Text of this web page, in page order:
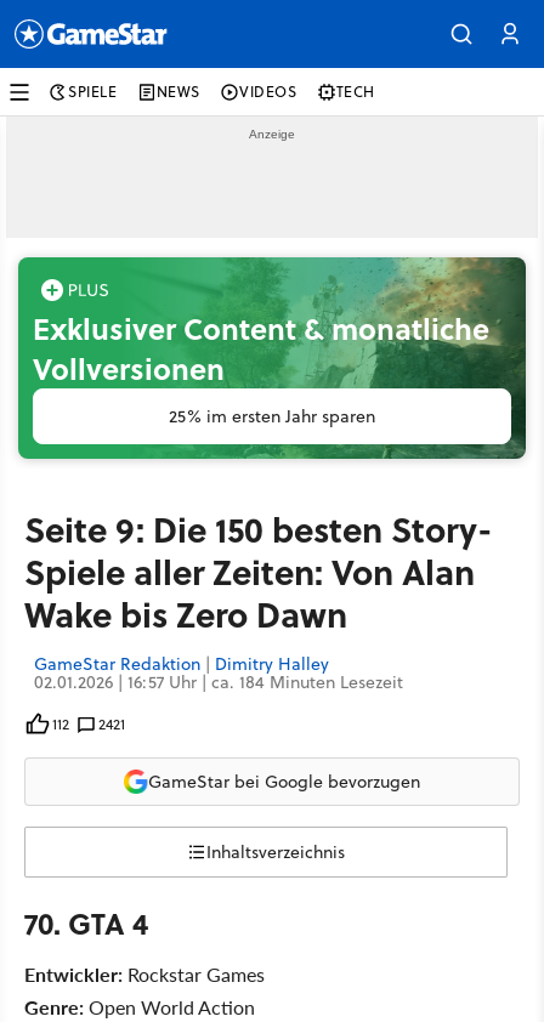
SPIELE NEWS VIDEOS TECH
Exklusiver Content & monatliche
Vollversionen
25% im ersten Jahr sparen
Seite 9: Die 150 besten Story-
Spiele aller Zeiten: Von Alan
Wake bis Zero Dawn
GameStar Redaktion | Dimitry Halley
02.01.2026 | 16:57 Uhr | ca. 184 Minuten Lesezeit
112 2421
GameStar bei Google bevorzugen
Inhaltsverzeichnis
70. GTA 4
Entwickler: Rockstar Games
Genre:Open World Action